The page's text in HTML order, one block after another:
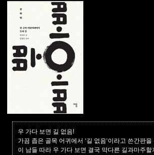
우 가다 보면 길 없음!
가끔 좁은 골목 어귀에서 ‘길 없음‘이라고 쓴간판
이 남들 따라 우 가다 보면 결국 막다른 길과마주